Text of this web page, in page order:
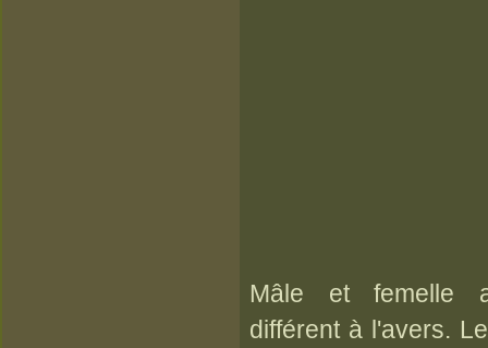
Mâle et femelle
différent à l'avers.